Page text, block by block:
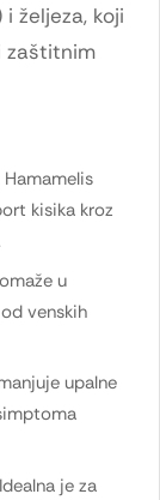
željeza, koji
zaštitnim
Hamamelis
kisika kroz
u
venskih
upalne
je za